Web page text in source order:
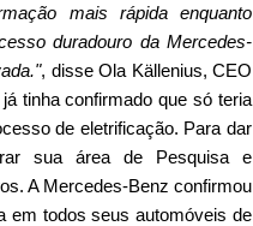
mais rápida enquanto
duradouro da Mercedes-
, disse Ola Källenius, CEO
tinha confirmado que só teria
de eletrificação. Para dar
sua área de Pesquisa e
A Mercedes-Benz confirmou
em todos seus automóveis de